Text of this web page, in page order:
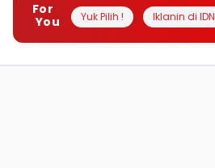
For
You
Yuk Pilih ! Iklanin di IDN